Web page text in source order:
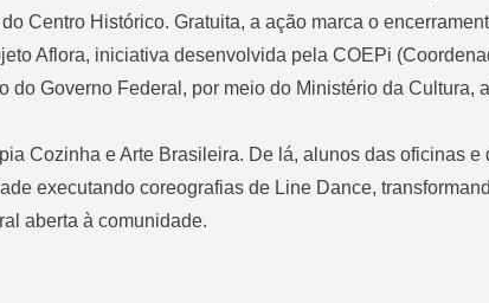
Centro Histórico. Gratuita, a ação marca o
Aflora, iniciativa desenvolvida pela COEPi
do Governo Federal, por meio do Ministério da Cultura,
Cozinha e Arte Brasileira. De lá, alunos das oficinas e
executando coreografias de Line Dance,
aberta à comunidade.